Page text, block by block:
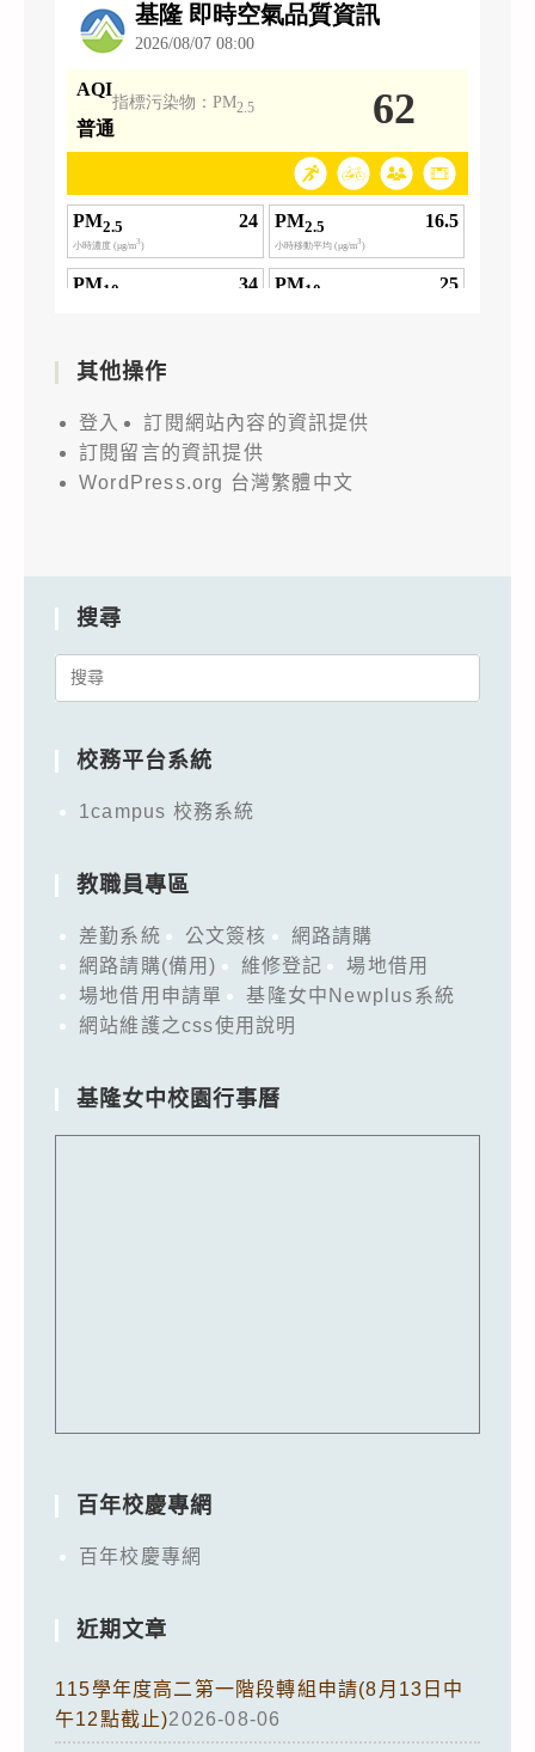
其他操作
登入
訂閱網站內容的資訊提供
訂閱留言的資訊提供
WordPress.org 台灣繁體中文
搜尋
Search
校務平台系統
1campus 校務系統
教職員專區
差勤系統 公文簽核
網路請購
網路請購(備用)
維修登記
場地借用
場地借用申請單
基隆女中Newplus系統
網站維護之css使用說明
基隆女中校園行事曆
百年校慶專網
百年校慶專網
近期文章
115學年度高二第一階段轉組申請(8月13日中
午12點截止)2026-08-06